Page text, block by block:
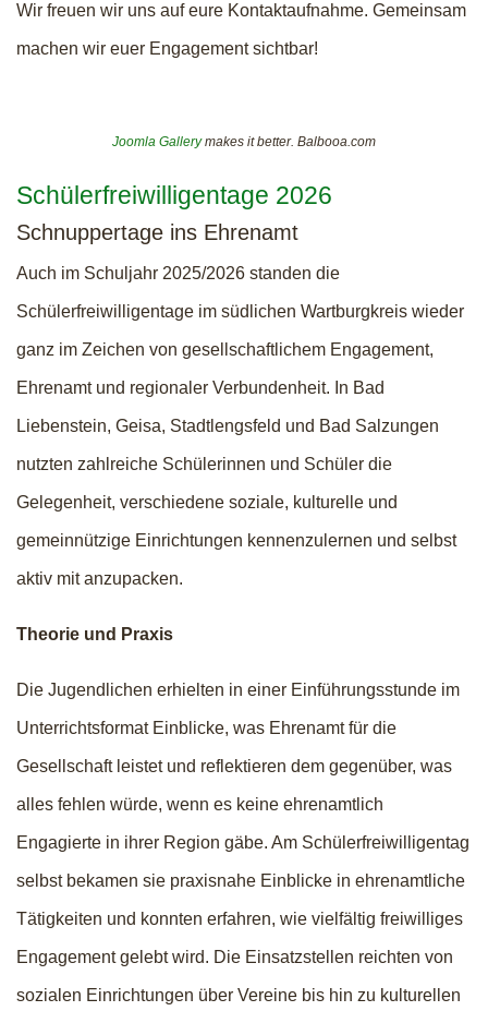
Wir freuen wir uns auf eure Kontaktaufnahme. Gemeinsam
machen wir euer Engagement sichtbar!
Joomla Gallerymakes it better. Balbooa.com
Schülerfreiwilligentage 2026
Schnuppertage ins Ehrenamt
Auch im Schuljahr 2025/2026 standen die
Schülerfreiwilligentage im südlichen Wartburgkreis wieder
ganz im Zeichen von gesellschaftlichem Engagement,
Ehrenamt und regionaler Verbundenheit. In Bad
Liebenstein, Geisa, Stadtlengsfeld und Bad Salzungen
nutzten zahlreiche Schülerinnen und Schüler die
Gelegenheit, verschiedene soziale, kulturelle und
gemeinnützige Einrichtungen kennenzulernen und selbst
aktiv mit anzupacken.
Theorie und Praxis
Die Jugendlichen erhielten in einer Einführungsstunde im
Unterrichtsformat Einblicke, was Ehrenamt für die
Gesellschaft leistet und reflektieren dem gegenüber, was
alles fehlen würde, wenn es keine ehrenamtlich
Engagierte in ihrer Region gäbe. Am Schülerfreiwilligentag
selbst bekamen sie praxisnahe Einblicke in ehrenamtliche
Tätigkeiten und konnten erfahren, wie vielfältig freiwilliges
Engagement gelebt wird. Die Einsatzstellen reichten von
sozialen Einrichtungen über Vereine bis hin zu kulturellen